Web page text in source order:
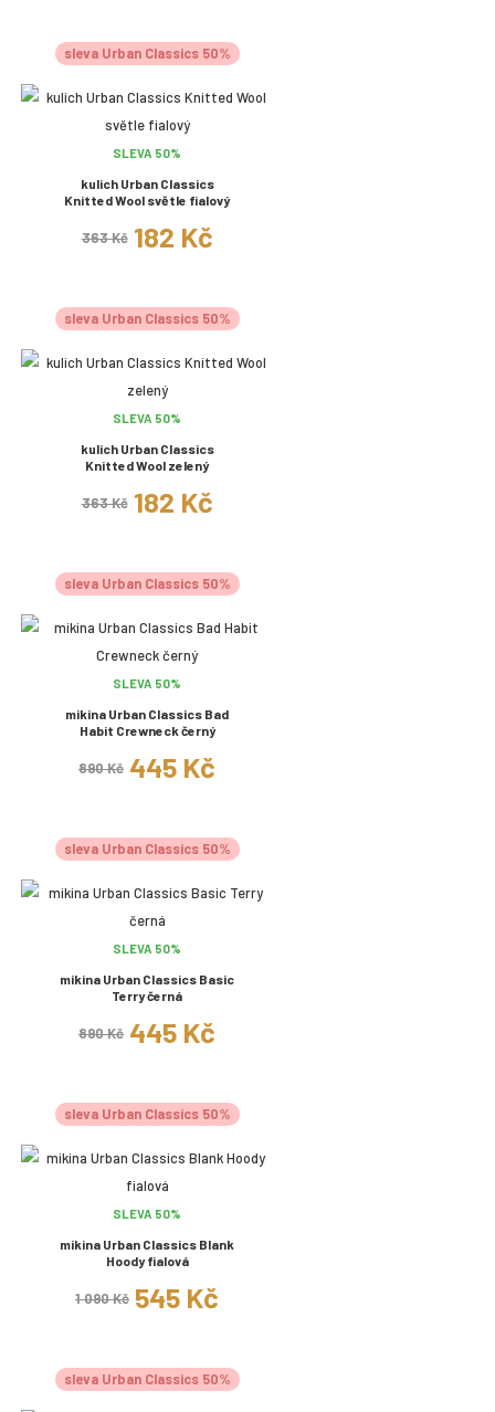
sleva Urban Classics 50%
SLEVA 50%
kulich Urban Classics
Knitted Wool světle fialový
363 Kč 182 Kč
sleva Urban Classics 50%
SLEVA 50%
kulich Urban Classics
Knitted Wool zelený
363 Kč 182 Kč
sleva Urban Classics 50%
SLEVA 50%
mikina Urban Classics Bad
Habit Crewneck černý
890 Kč 445 Kč
sleva Urban Classics 50%
SLEVA 50%
mikina Urban Classics Basic
Terry černá
890 Kč 445 Kč
sleva Urban Classics 50%
SLEVA 50%
mikina Urban Classics Blank
Hoody fialová
1 090 Kč 545 Kč
sleva Urban Classics 50%